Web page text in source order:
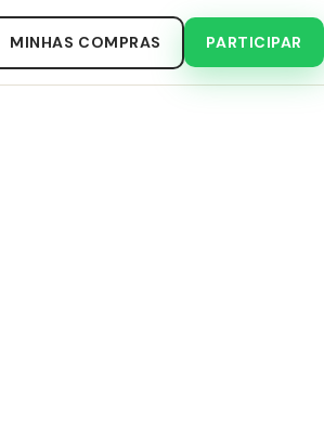
MINHAS COMPRAS PARTICIPAR